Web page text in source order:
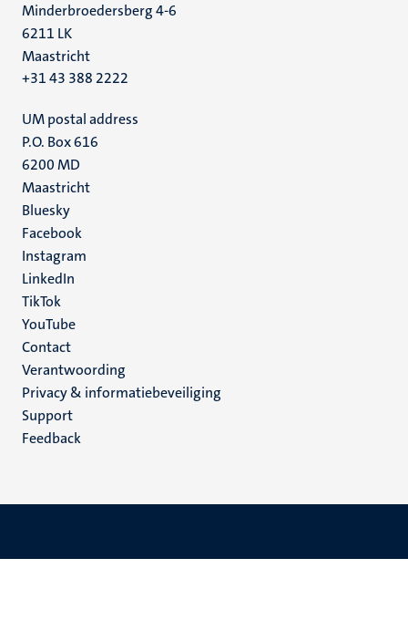
Minderbroedersberg 4-6
6211 LK
Maastricht
+31 43 388 2222
UM postal address
P.O. Box 616
6200 MD
Maastricht
Social
media
Bluesky
Facebook
Instagram
LinkedIn
TikTok
YouTube
Menu
footer
(NL)
Contact
Verantwoording
Privacy & informatiebeveiliging
Support
Feedback